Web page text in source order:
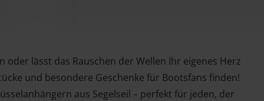
oder lässt das Rauschen der Wellen Ihr eigenes Herz
und besondere Geschenke für Bootsfans finden!
aus Segelseil – perfekt für jeden, der